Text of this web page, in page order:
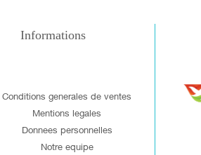
Informations
Conditions generales de ventes
Mentions legales
Donnees personnelles
Notre equipe